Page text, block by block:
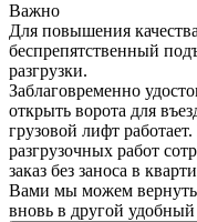
Важно
Для повышения
беспрепятственный
разгрузки.
Заблаговременно
открыть ворота для
грузовой лифт
разгрузочных работ
заказ без заноса в
Вами мы можем вернуть
вновь в другой